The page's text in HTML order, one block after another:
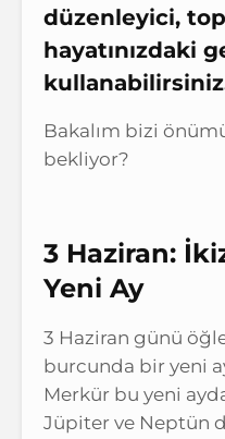
düzenleyici,
hayatınızdaki
Bakalım bizi
bekliyor?
3 Haziran:
Yeni Ay
3 Haziran günü
burcunda bir yeni
Merkür bu yeni
Jüpiter ve Neptün